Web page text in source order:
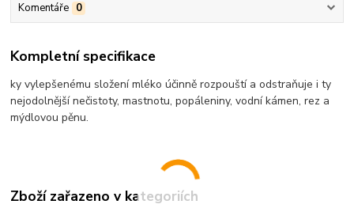
Komentáře 0
Kompletní specifikace
ky vylepšenému složení mléko účinně rozpouští a odstraňuje i ty
nejodolnější nečistoty, mastnotu, popáleniny, vodní kámen, rez a
mýdlovou pěnu.
Zboží zařazeno v kategoriích